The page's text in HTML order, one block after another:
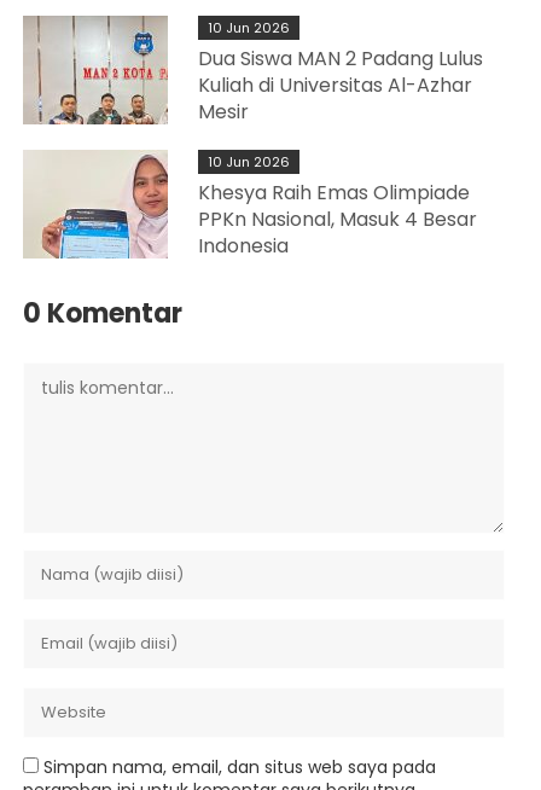
10 Jun 2026
Dua Siswa MAN 2 Padang Lulus
Kuliah di Universitas Al-Azhar
Mesir
10 Jun 2026
Khesya Raih Emas Olimpiade
PPKn Nasional, Masuk 4 Besar
Indonesia
0 Komentar
Simpan nama, email, dan situs web saya pada